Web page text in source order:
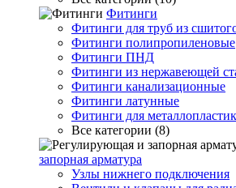
Фитинги
Фитинги для труб из
Фитинги полипропиленовые
Фитинги ПНД
Фитинги из нержавеющей
Фитинги канализационные
Фитинги латунные
Фитинги для
Все категории (8)
запорная арматура
Узлы нижнего подключения